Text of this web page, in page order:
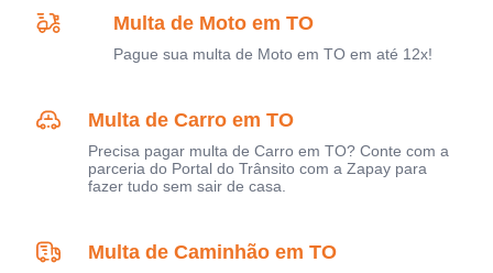
Multa de Moto em TO
Pague sua multa de Moto em TO em até 12x!
Multa de Carro em TO
Precisa pagar multa de Carro em TO? Conte com a
parceria do Portal do Trânsito com a Zapay para
fazer tudo sem sair de casa.
Multa de Caminhão em TO